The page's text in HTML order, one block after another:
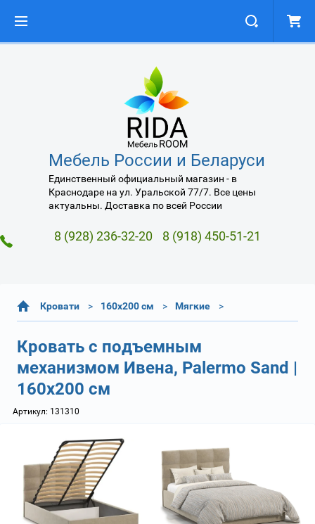
Мебель России и Беларуси
Единственный официальный магазин - в
Краснодаре на ул. Уральской 77/7. Все цены
актуальны. Доставка по всей России
8 (928) 236-32-20 8 (918) 450-51-21
Кровати 160х200 см Мягкие
Кровать с подъемным
механизмом Ивена, Palermo Sand |
160х200 см
Артикул: 131310